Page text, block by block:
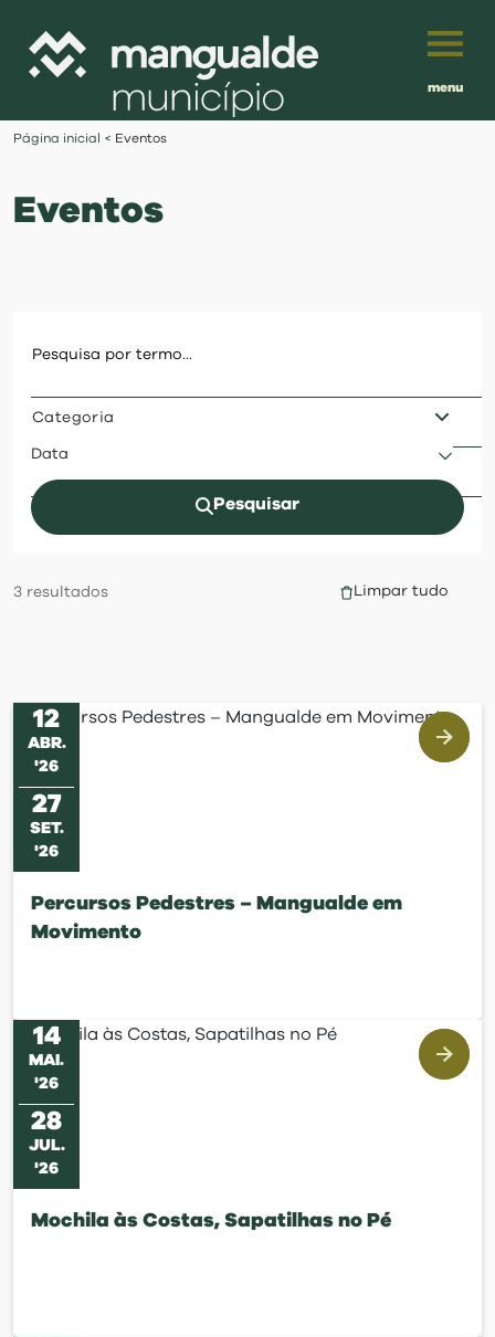
menu
investir
balcão digital
visit
Português
Página inicial < Eventos
Eventos
Categoria
Data
Pesquisar
3 resultados Limpar tudo
12
ABR.
'26
27
SET.
'26
Percursos Pedestres – Mangualde em
Movimento
14
MAI .
'26
28
JUL.
'26
Mochila às Costas, Sapatilhas no Pé